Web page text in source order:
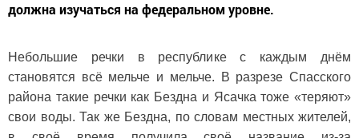
должна изучаться на федеральном уровне.
Небольшие речки в республике с каждым днём
становятся всё мельче и мельче. В разрезе Спасского
района такие речки как Бездна и Ясачка тоже «теряют»
свои воды. Так же Бездна, по словам местных жителей,